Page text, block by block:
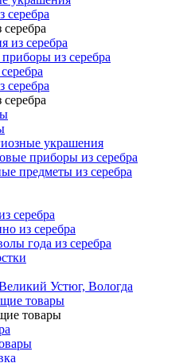
серебра
из серебра
из серебра
серебра
украшения
приборы из серебра
предметы из серебра
серебра
из серебра
года из серебра
Устюг, Вологда
товары
товары